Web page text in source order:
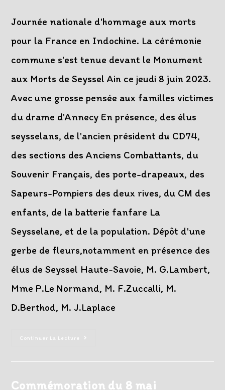
Journée nationale d'hommage aux morts
pour la France en Indochine. La cérémonie
commune s'est tenue devant le Monument
aux Morts de Seyssel Ain ce jeudi 8 juin 2023.
Avec une grosse pensée aux familles victimes
du drame d'Annecy En présence, des élus
seysselans, de l'ancien président du CD74,
des sections des Anciens Combattants, du
Souvenir Français, des porte-drapeaux, des
Sapeurs-Pompiers des deux rives, du CM des
enfants, de la batterie fanfare La
Seysselane, et de la population. Dépôt d'une
gerbe de fleurs,notamment en présence des
élus de Seyssel Haute-Savoie, M. G.Lambert,
Mme P.Le Normand, M. F.Zuccalli, M.
D.Berthod, M. J.Laplace
Continuer La Lecture
Cérémonie
La
France
Commémoration du 8 mai